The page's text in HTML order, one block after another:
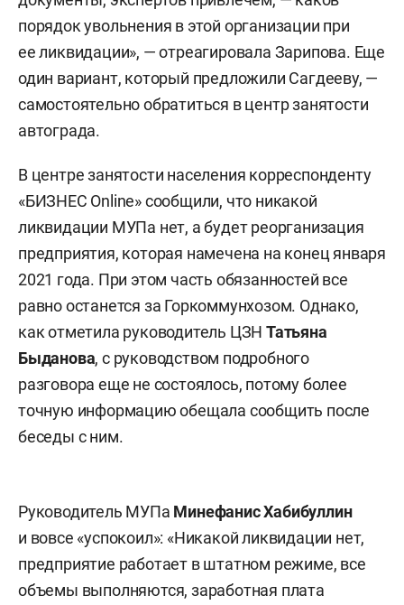
порядок увольнения в этой организации при
ее ликвидации», — отреагировала Зарипова. Еще
один вариант, который предложили Сагдееву, —
самостоятельно обратиться в центр занятости
автограда.
В центре занятости населения корреспонденту
«БИЗНЕС Online» сообщили, что никакой
ликвидации МУПа нет, а будет реорганизация
предприятия, которая намечена на конец января
2021 года. При этом часть обязанностей все
равно останется за Горкоммунхозом. Однако,
как отметила руководитель ЦЗНТатьяна
Быданова, с руководством подробного
разговора еще не состоялось, потому более
точную информацию обещала сообщить после
беседы с ним.
Руководитель МУПа Минефанис Хабибуллин
и вовсе «успокоил»: «Никакой ликвидации нет,
предприятие работает в штатном режиме, все
объемы выполняются, заработная плата